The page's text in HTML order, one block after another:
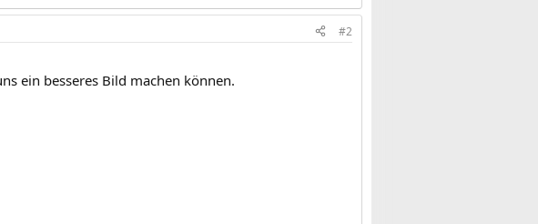
#2
ein besseres Bild machen können.